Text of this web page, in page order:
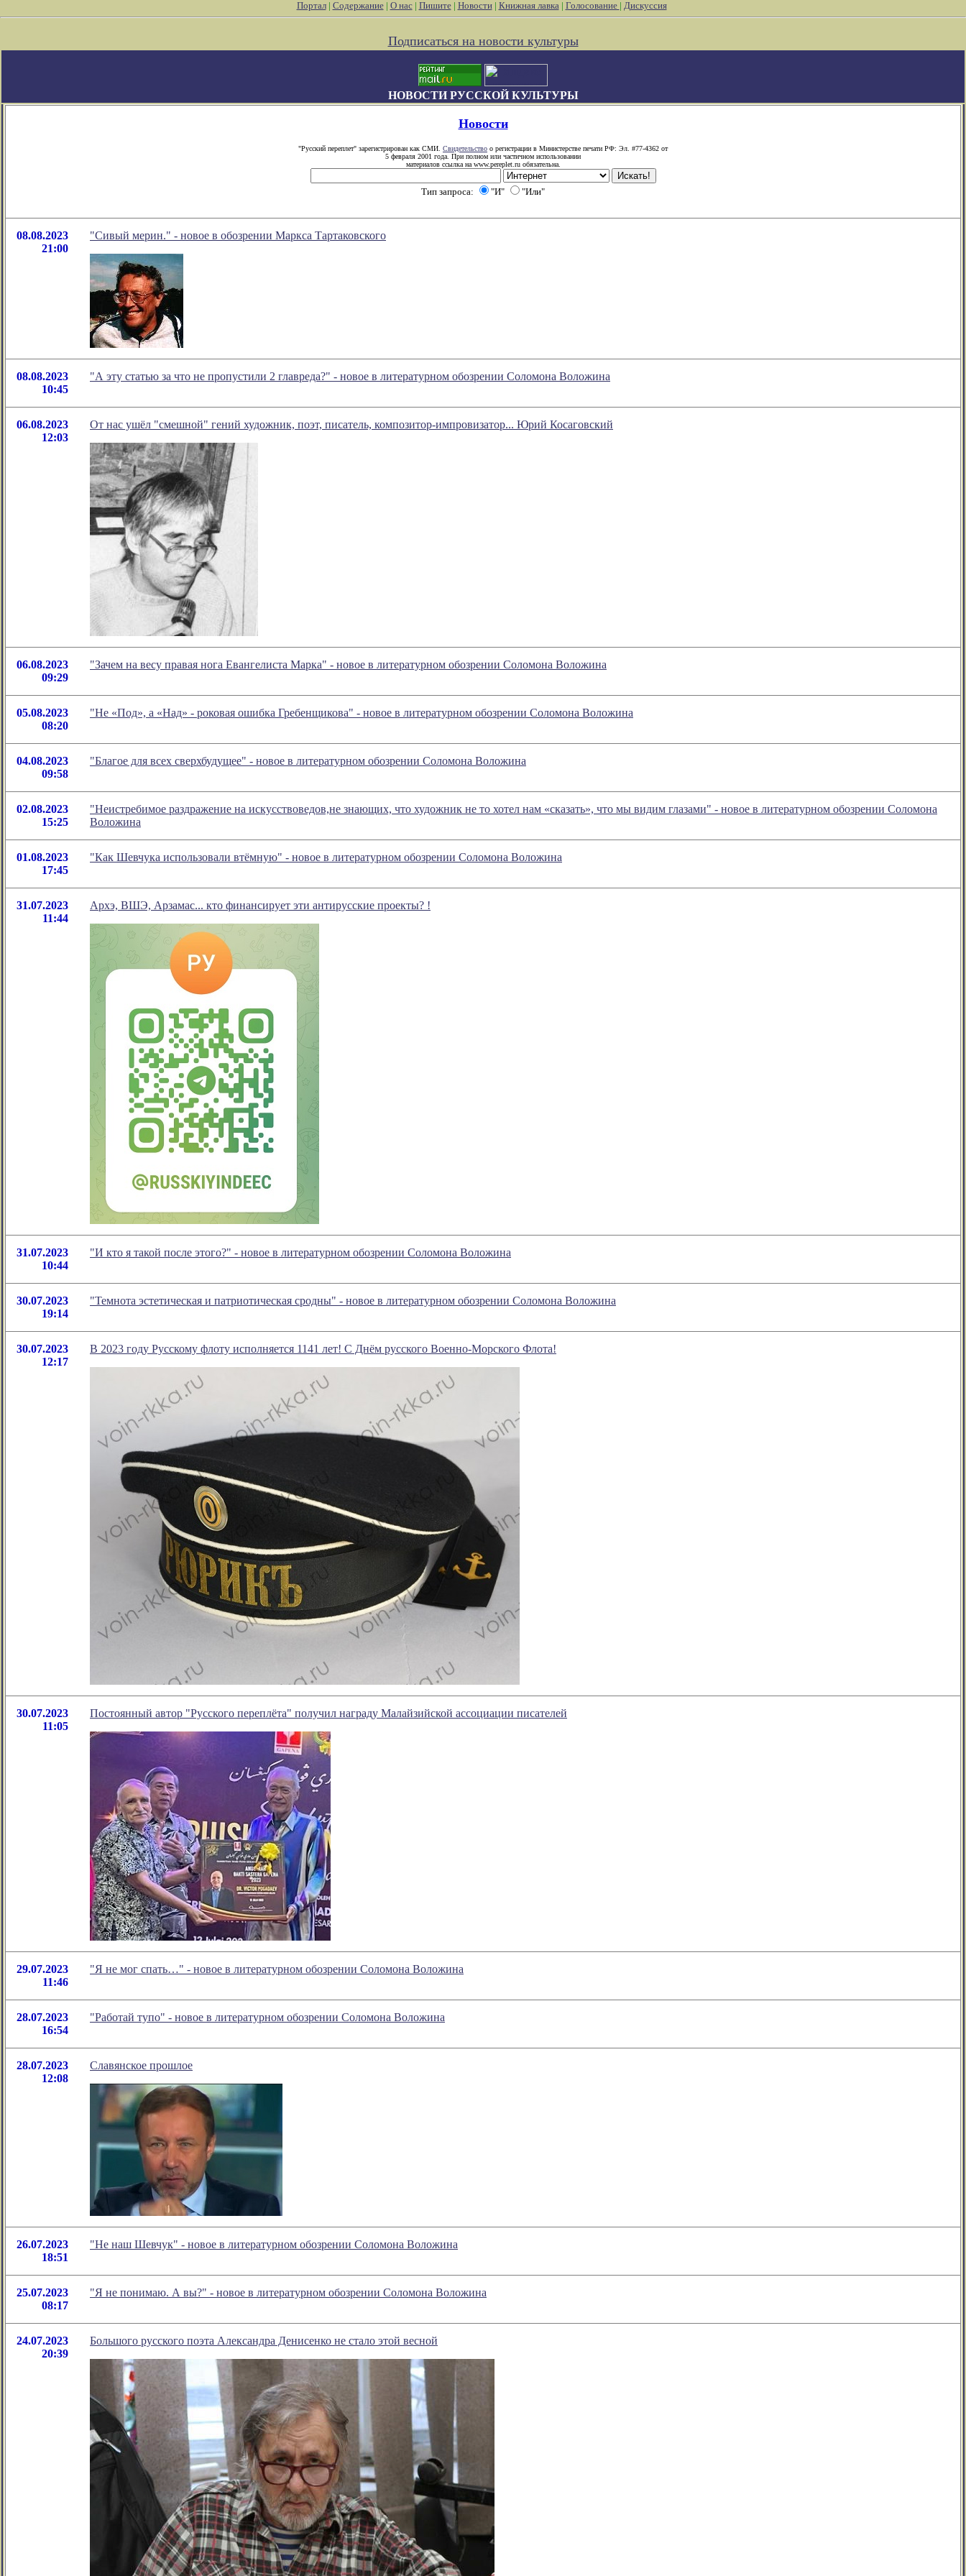
Портал| Содержание| О нас| Пишите| Новости| Книжная лавка| Голосование | Дискуссия
Подписаться на новости культуры
НОВОСТИ РУССКОЙ КУЛЬТУРЫ
Новости
"Русский переплет" зарегистрирован как СМИ. Свидетельство о регистрации в Министерстве печати РФ: Эл. #77-4362 от
5 февраля 2001 года. При полном или частичном использовании
материалов ссылка на www.pereplet.ru обязательна.
Тип запроса: "И" "Или"
08.08.2023
21:00
"Сивый мерин." - новое в обозрении Маркса Тартаковского
08.08.2023
10:45
"А эту статью за что не пропустили 2 главреда?" - новое в литературном обозрении Соломона Воложина
06.08.2023
12:03
От нас ушёл "смешной" гений художник, поэт, писатель, композитор-импровизатор... Юрий Косаговский
06.08.2023
09:29
"Зачем на весу правая нога Евангелиста Марка" - новое в литературном обозрении Соломона Воложина
05.08.2023
08:20
"Не «Под», а «Над» - роковая ошибка Гребенщикова" - новое в литературном обозрении Соломона Воложина
04.08.2023
09:58
"Благое для всех сверхбудущее" - новое в литературном обозрении Соломона Воложина
02.08.2023
15:25
"Неистребимое раздражение на искусствоведов,не знающих, что художник не то хотел нам «сказать», что мы видим глазами" - новое в литературном обозрении Соломона
Воложина
01.08.2023
17:45
"Как Шевчука использовали втёмную" - новое в литературном обозрении Соломона Воложина
31.07.2023
11:44
Архэ, ВШЭ, Арзамас... кто финансирует эти антирусские проекты? !
31.07.2023
10:44
"И кто я такой после этого?" - новое в литературном обозрении Соломона Воложина
30.07.2023
19:14
"Темнота эстетическая и патриотическая сродны" - новое в литературном обозрении Соломона Воложина
30.07.2023
12:17
В 2023 году Русскому флоту исполняется 1141 лет! С Днём русского Военно-Морского Флота!
30.07.2023
11:05
Постоянный автор "Русского переплёта" получил награду Малайзийской ассоциации писателей
29.07.2023
11:46
"Я не мог спать…" - новое в литературном обозрении Соломона Воложина
28.07.2023
16:54
"Работай тупо" - новое в литературном обозрении Соломона Воложина
28.07.2023
12:08
Славянское прошлое
26.07.2023
18:51
"Не наш Шевчук" - новое в литературном обозрении Соломона Воложина
25.07.2023
08:17
"Я не понимаю. А вы?" - новое в литературном обозрении Соломона Воложина
24.07.2023
20:39
Большого русского поэта Александра Денисенко не стало этой весной